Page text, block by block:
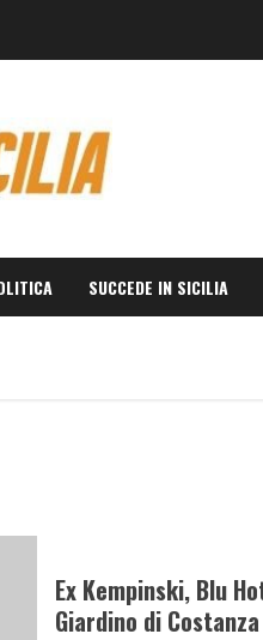
SUCCEDE IN SICILIA
Ex Kempinski, Blu
Giardino di